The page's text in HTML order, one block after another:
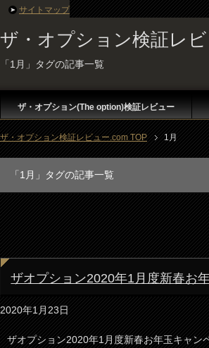
ザ・オプション検証レ
「1月」タグの記事一覧
ザ・オプション(The option)検証レビュー
ザ・オプション検証レビュー.com TOP 1月
「1月」タグの記事一覧
ザオプション2020年1月度新春お
2020年1月23日
ザオプション2020年1月度新春お年玉キャ
サイトマップ